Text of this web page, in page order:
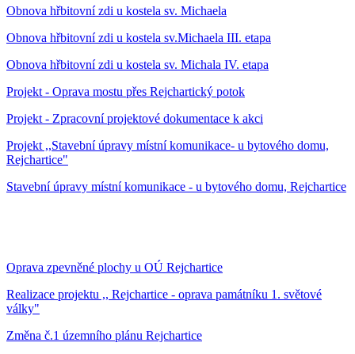
Obnova hřbitovní zdi u kostela sv. Michaela
Obnova hřbitovní zdi u kostela sv.Michaela III. etapa
Obnova hřbitovní zdi u kostela sv. Michala IV. etapa
Projekt - Oprava mostu přes Rejchartický potok
Projekt - Zpracovní projektové dokumentace k akci
Projekt ,,Stavební úpravy místní komunikace- u bytového domu,
Rejchartice"
Stavební úpravy místní komunikace - u bytového domu, Rejchartice
Oprava zpevněné plochy u OÚ Rejchartice
Realizace projektu ,, Rejchartice - oprava památníku 1. světové
války"
Změna č.1 územního plánu Rejchartice